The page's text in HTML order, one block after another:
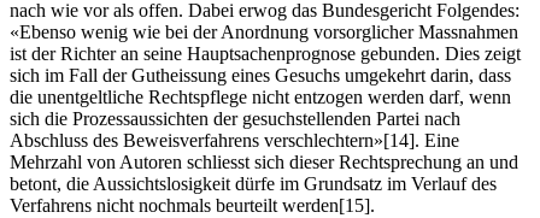
nach wie vor als offen. Dabei erwog das Bundesgericht Folgendes:
«Ebenso wenig wie bei der Anordnung vorsorglicher Massnahmen
ist der Richter an seine Hauptsachenprognose gebunden. Dies zeigt
sich im Fall der Gutheissung eines Gesuchs umgekehrt darin, dass
die unentgeltliche Rechtspflege nicht entzogen werden darf, wenn
sich die Prozessaussichten der gesuchstellenden Partei nach
Abschluss des Beweisverfahrens verschlechtern»[14]. Eine
Mehrzahl von Autoren schliesst sich dieser Rechtsprechung an und
betont, die Aussichtslosigkeit dürfe im Grundsatz im Verlauf des
Verfahrens nicht nochmals beurteilt werden[15].